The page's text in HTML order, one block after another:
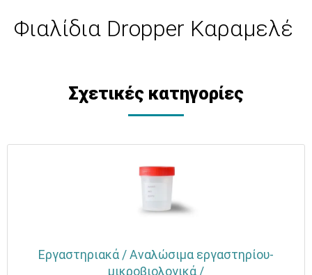
Φιαλίδια Dropper Καραμελέ
Σχετικές κατηγορίες
Εργαστηριακά / Αναλώσιμα εργαστηρίου-
μικροβιολογικά /